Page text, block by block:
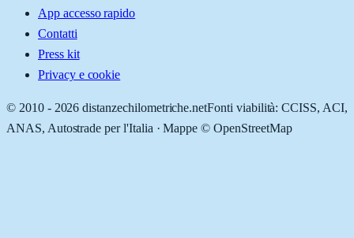
App accesso rapido
Contatti
Press kit
Privacy e cookie
© 2010 - 2026 distanzechilometriche.netFonti viabilità: CCISS, ACI,
ANAS, Autostrade per l'Italia · Mappe © OpenStreetMap